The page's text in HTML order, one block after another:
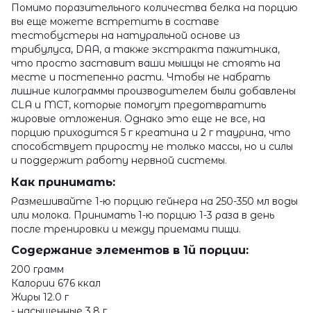
Помимо поразительного количества белка на порцию
вы еще можете встретить в составе
тестобустеры на натуральной основе из
трибулуса, DAA, а также экстракта пажитника,
что просто заставит ваши мышцы не стоять на
месте и постепенно расти. Чтобы не набрать
лишние килограммы производителем были добавлены
CLA и MСT, которые помогут предотвратить
жировые отложения. Однако это еще не все, на
порцию приходится 5 г креатина и 2 г таурина, что
способствует приросту не только массы, но и силы
и поддержит работу нервной системы.
Как принимать:
Размешивайте 1-ю порцию гейнера на 250-350 мл воды
или молока. Принимать 1-ю порцию 1-3 раза в день
после тренировки и между приемами пищи.
Содержание элементов в 1й порции:
200 грамм
Калории 676 ккал
Жиры 12.0 г